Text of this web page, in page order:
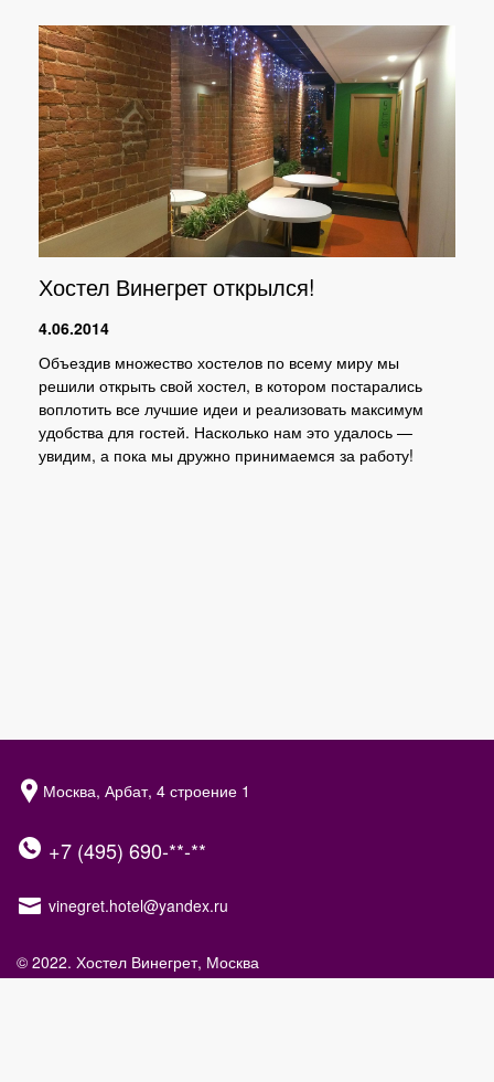
Хостел Винегрет открылся!
4.06.2014
Объездив множество хостелов по всему миру мы
решили открыть свой хостел, в котором постарались
воплотить все лучшие идеи и реализовать максимум
удобства для гостей. Насколько нам это удалось —
увидим, а пока мы дружно принимаемся за работу!
Москва, Арбат, 4 строение 1
+7 (495) 690-**-**
vinegret.hotel@yandex.ru
© 2022. Хостел Винегрет, Москва
Официальный сайт